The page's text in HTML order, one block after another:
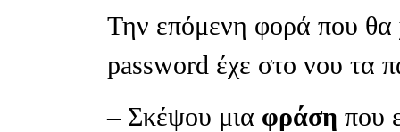
Την επόμενη φορά που θα
password έχε στο νου τα
– Σκέψου μια φράση που